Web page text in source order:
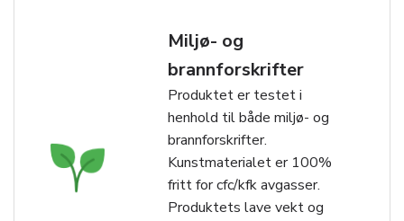
Miljø- og
brannforskrifter
Produktet er testet i
henhold til både miljø- og
brannforskrifter.
Kunstmaterialet er 100%
fritt for cfc/kfk avgasser.
Produktets lave vekt og